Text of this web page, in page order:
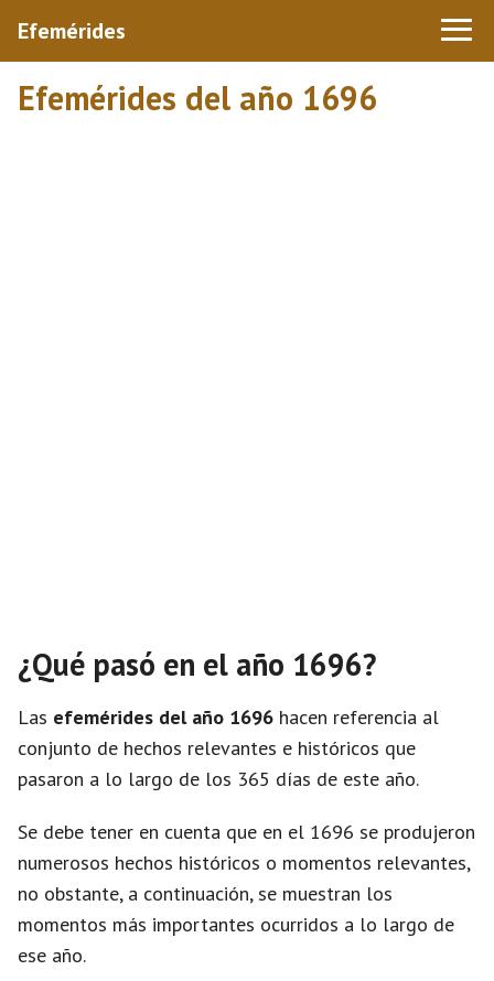
Efemérides
Efemérides del año 1696
¿Qué pasó en el año 1696?
Las efemérides del año 1696 hacen referencia al
conjunto de hechos relevantes e históricos que
pasaron a lo largo de los 365 días de este año.
Se debe tener en cuenta que en el 1696 se produjeron
numerosos hechos históricos o momentos relevantes,
no obstante, a continuación, se muestran los
momentos más importantes ocurridos a lo largo de
ese año.